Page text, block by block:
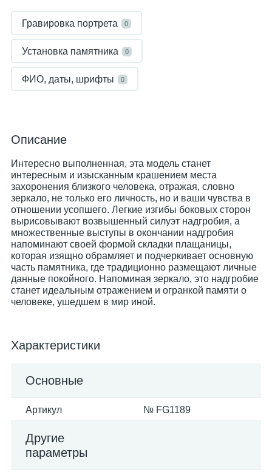
Гравировка портрета 0
Установка памятника 0
ФИО, даты, шрифты 0
Описание
Интересно выполненная, эта модель станет
интересным и изысканным крашением места
захоронения близкого человека, отражая, словно
зеркало, не только его личность, но и ваши чувства в
отношении усопшего. Легкие изгибы боковых сторон
вырисовывают возвышенный силуэт надгробия, а
множественные выступы в окончании надгробия
напоминают своей формой складки плащаницы,
которая изящно обрамляет и подчеркивает основную
часть памятника, где традиционно размещают личные
данные покойного. Напоминая зеркало, это надгробие
станет идеальным отражением и огранкой памяти о
человеке, ушедшем в мир иной.
Характеристики
Основные
Артикул № FG1189
Другие
параметры